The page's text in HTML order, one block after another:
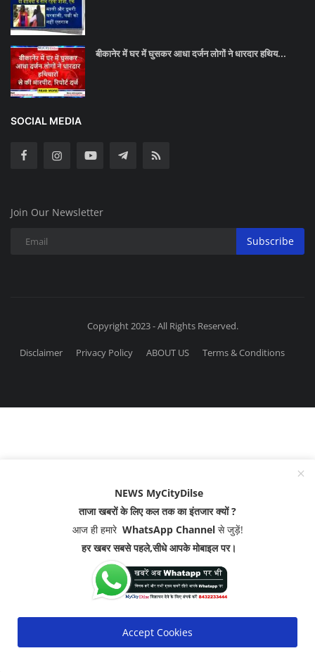
बीकानेर में घर में घुसकर आधा दर्जन लोगों ने धारदार हथिय...
SOCIAL MEDIA
Join Our Newsletter
Subscribe
Copyright 2023 - All Rights Reserved.
Disclaimer Privacy Policy ABOUT US Terms & Conditions
NEWS MyCityDilse
ताजा खबरों के लिए कल तक का इंतजार क्यों ?
आज ही हमारे WhatsApp Channelसे जुड़ें!
हर खबर सबसे पहले,सीधे आपके मोबाइल पर।
Accept Cookies